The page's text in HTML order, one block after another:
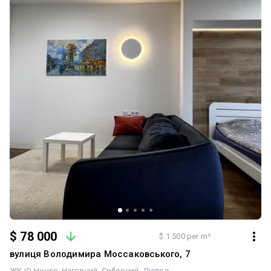
$ 78 000 $ 1 500 per m²
вулиця Володимира Моссаковського, 7